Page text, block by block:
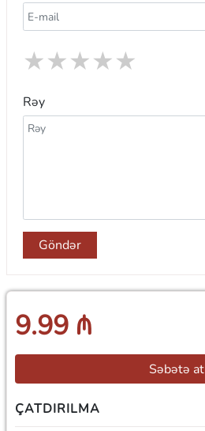
★
★
★
★
★
Rəy
Göndər
9.99 ₼
Səbətə at
ÇATDIRILMA